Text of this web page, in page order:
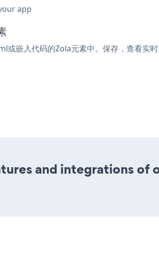
app
嵌入代码的Zola元素中。保存，查看实
and integrations of